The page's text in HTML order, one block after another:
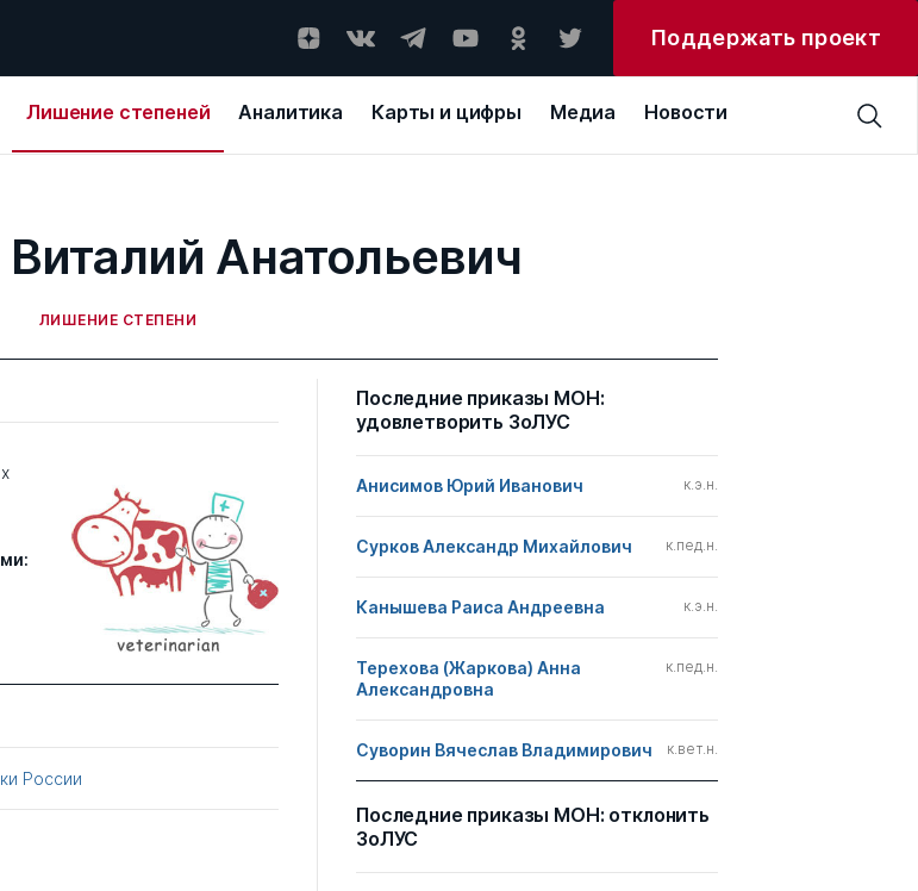
Поддержать проект
Лишение степеней Аналитика Карты и цифры Медиа Новости
Анатольевич
ЛИШЕНИЕ СТЕПЕНИ
России
Последние приказы МОН:
удовлетворить ЗоЛУС
Анисимов Юрий Иванович к.э.н.
Сурков Александр Михайлович к.пед.н.
Канышева Раиса Андреевна к.э.н.
Терехова (Жаркова) Анна
Александровна
к.пед.н.
Суворин Вячеслав Владимирович к.вет.н.
Последние приказы МОН: отклонить
ЗоЛУС